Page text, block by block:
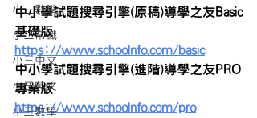
小二數學
小二常識
小三中文
小三英文
小三數學
中小學試題搜尋引擎(原稿)導學之友Basic
基礎版
https://www.schoolnfo.com/basic
中小學試題搜尋引擎(進階)導學之友PRO
專業版
https://www.schoolnfo.com/pro